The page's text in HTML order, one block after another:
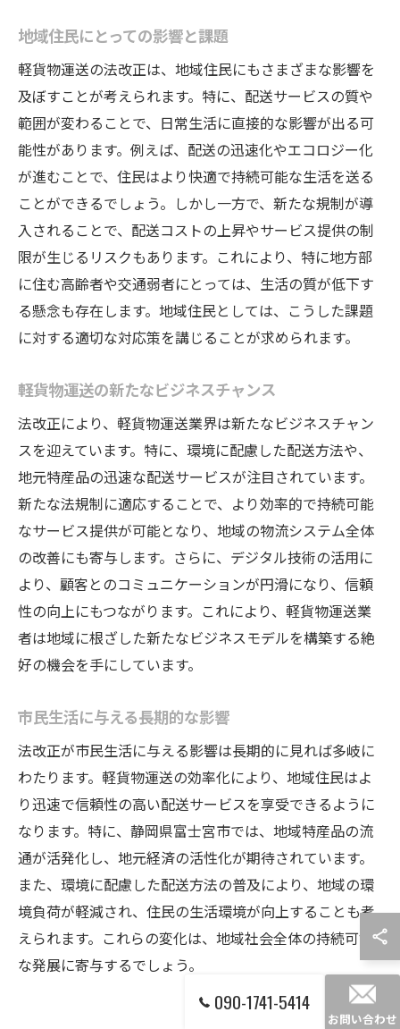
地域住民にとっての影響と課題
軽貨物運送の法改正は、地域住民にもさまざまな影響を
及ぼすことが考えられます。特に、配送サービスの質や
範囲が変わることで、日常生活に直接的な影響が出る可
能性があります。例えば、配送の迅速化やエコロジー化
が進むことで、住民はより快適で持続可能な生活を送る
ことができるでしょう。しかし一方で、新たな規制が導
入されることで、配送コストの上昇やサービス提供の制
限が生じるリスクもあります。これにより、特に地方部
に住む高齢者や交通弱者にとっては、生活の質が低下す
る懸念も存在します。地域住民としては、こうした課題
に対する適切な対応策を講じることが求められます。
軽貨物運送の新たなビジネスチャンス
法改正により、軽貨物運送業界は新たなビジネスチャン
スを迎えています。特に、環境に配慮した配送方法や、
地元特産品の迅速な配送サービスが注目されています。
新たな法規制に適応することで、より効率的で持続可能
なサービス提供が可能となり、地域の物流システム全体
の改善にも寄与します。さらに、デジタル技術の活用に
より、顧客とのコミュニケーションが円滑になり、信頼
性の向上にもつながります。これにより、軽貨物運送業
者は地域に根ざした新たなビジネスモデルを構築する絶
好の機会を手にしています。
市民生活に与える長期的な影響
法改正が市民生活に与える影響は長期的に見れば多岐に
わたります。軽貨物運送の効率化により、地域住民はよ
り迅速で信頼性の高い配送サービスを享受できるように
なります。特に、静岡県富士宮市では、地域特産品の流
通が活発化し、地元経済の活性化が期待されています。
また、環境に配慮した配送方法の普及により、地域の環
境負荷が軽減され、住民の生活環境が向上することも考
えられます。これらの変化は、地域社会全体の持続可能
な発展に寄与するでしょう。
090-1741-5414
お問い合わせ